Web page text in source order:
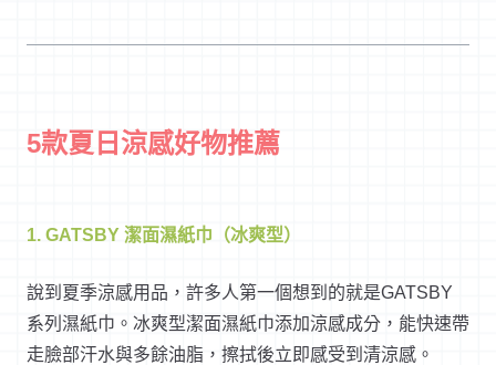
5款夏日涼感好物推薦
1. GATSBY 潔面濕紙巾（冰爽型）
說到夏季涼感用品，許多人第一個想到的就是GATSBY
系列濕紙巾。冰爽型潔面濕紙巾添加涼感成分，能快速帶
走臉部汗水與多餘油脂，擦拭後立即感受到清涼感。